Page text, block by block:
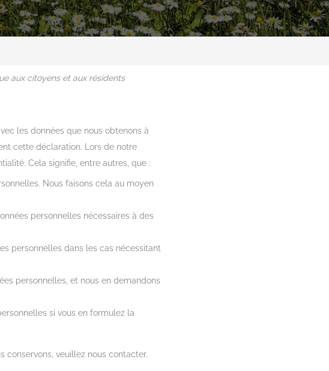
aux citoyens et aux résidents
les données que nous obtenons à
cette déclaration. Lors de notre
Cela signifie, entre autres, que :
Nous faisons cela au moyen
personnelles nécessaires à des
personnelles dans les cas nécessitant
personnelles, et nous en demandons
si vous en formulez la
conservons, veuillez nous contacter.